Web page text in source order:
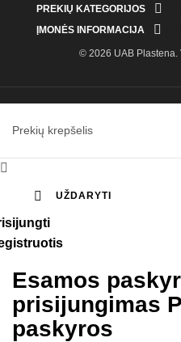
PREKIŲ KATEGORIJOS 
ĮMONĖS INFORMACIJA 
© 2026 UAB Plastena.
Prekių krepšelis

 UŽDARYTI
Esamos
prisijungimas
paskyros